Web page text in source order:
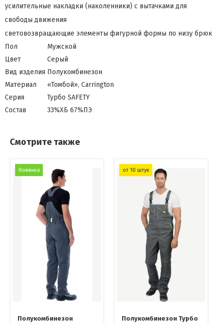
усилительные накладки (наколенники) с вытачками для
свободы движения
световозвращающие элементы фигурной формы по низу брюк
Пол
Мужской
Цвет
Серый
Вид изделия Полукомбинезон
Материал
«Томбой», Carrington
Серия
Турбо SAFETY
Состав
33%ХБ 67%ПЭ
Смотрите также
Новинка
Полукомбинезон
от 10 штук
Полукомбинезон Турбо